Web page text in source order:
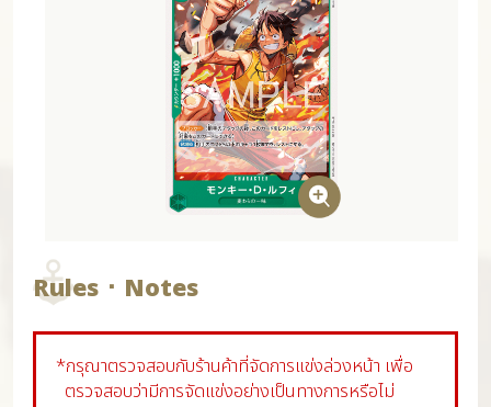
Rules ･ Notes
*กรุณาตรวจสอบกับร้านค้าที่จัดการแข่งล่วงหน้า เพื่อ
ตรวจสอบว่ามีการจัดแข่งอย่างเป็นทางการหรือไม่